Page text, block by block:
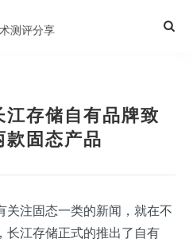
江存储自有品牌致
款固态产品
关注固态一类的新闻，就在不
长江存储正式的推出了自有